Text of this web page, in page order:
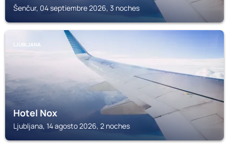
Šenčur, 04 septiembre 2026, 3 noches
LJUBLJANA
Hotel Nox
Ljubljana, 14 agosto 2026, 2 noches